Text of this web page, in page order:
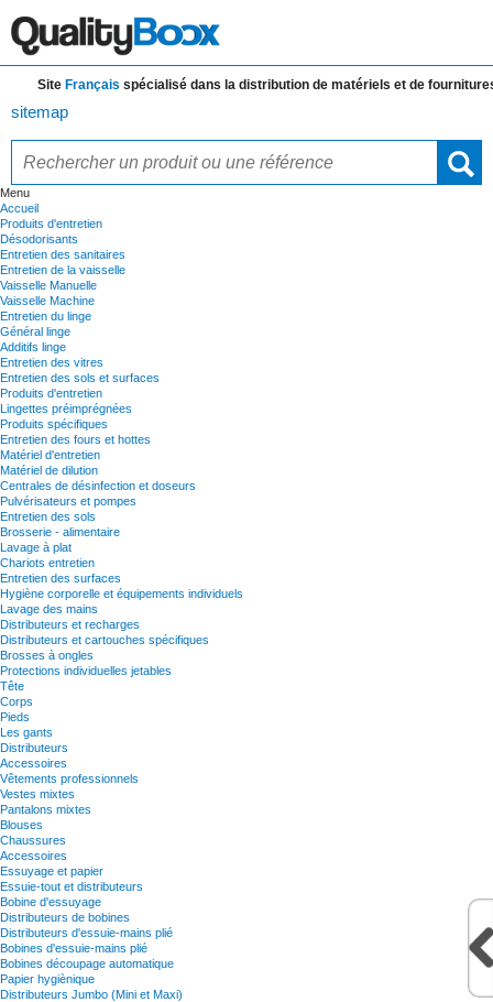
SiteFrançaisspécialisé dans la distribution dematériels et de fournitures
sitemap
Menu
Accueil
Produits d'entretien
Désodorisants
Entretien des sanitaires
Entretien de la vaisselle
Vaisselle Manuelle
Vaisselle Machine
Entretien du linge
Général linge
Additifs linge
Entretien des vitres
Entretien des sols et surfaces
Produits d'entretien
Lingettes préimprégnées
Produits spécifiques
Entretien des fours et hottes
Matériel d'entretien
Matériel de dilution
Centrales de désinfection et doseurs
Pulvérisateurs et pompes
Entretien des sols
Brosserie - alimentaire
Lavage à plat
Chariots entretien
Entretien des surfaces
Hygiène corporelle et équipements individuels
Lavage des mains
Distributeurs et recharges
Distributeurs et cartouches spécifiques
Brosses à ongles
Protections individuelles jetables
Tête
Corps
Pieds
Les gants
Distributeurs
Accessoires
Vêtements professionnels
Vestes mixtes
Pantalons mixtes
Blouses
Chaussures
Accessoires
Essuyage et papier
Essuie-tout et distributeurs
Bobine d'essuyage
Distributeurs de bobines
Distributeurs d'essuie-mains plié
Bobines d'essuie-mains plié
Bobines découpage automatique
Papier hygiènique
Distributeurs Jumbo (Mini et Maxi)